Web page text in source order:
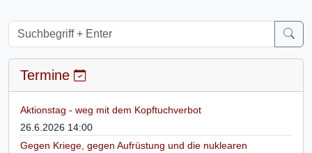
Termine
Aktionstag - weg mit dem Kopftuchverbot
26.6.2026 14:00
Gegen Kriege, gegen Aufrüstung und die nuklearen